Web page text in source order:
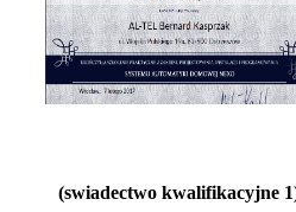
(swiadectwo kwalifikacyjne